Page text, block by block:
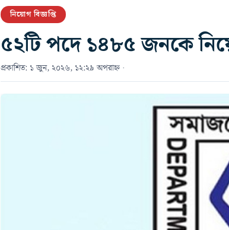
নিয়োগ বিজ্ঞপ্তি
৫২টি পদে ১৪৮৫ জনকে
প্রকাশিত: ১ জুন, ২০২৬, ১২:২৯ অপরাহ্ন ·